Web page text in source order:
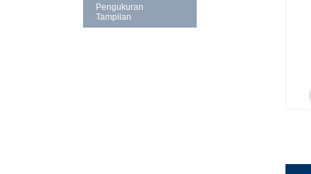
Pengukuran
Tampilan